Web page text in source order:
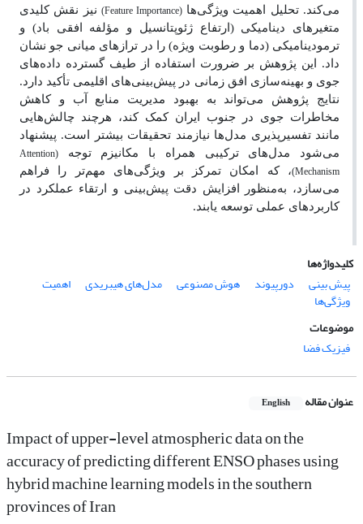
می‌کند. تحلیل اهمیت ویژگی‌ها(
Feature Importance
)نیز نقش کلیدی
متغیرهای دینامیکی (ارتفاع ژئوپتانسیل و مؤلفه افقی باد) و
ترمودینامیکی (دما و رطوبت ویژه) را در تراز‌های میانی جو نشان
داد. این پژوهش بر ضرورت استفاده از طیف گسترده داده‌های
جوی و بهینه‌سازی افق زمانی در پیش‌بینی‌های اقلیمی تأکید دارد.
نتایج پژوهش می‌تواند به بهبود مدیریت منابع آب و کاهش
مخاطرات جوی در جنوب ایران کمک کند، هرچند چالش‌هایی
مانند تفسیرپذیری مدل‌ها نیازمند تحقیقات بیشتر است. پیشنهاد
می‌شود مدل‌های ترکیبی همراه با مکانیزم‌ توجه (
Attention
Mechanism
)، که امکان تمرکز بر ویژگی‌های مهم‌تر را فراهم
می‌سازد، به‌منظور افزایش دقت پیش‌بینی و ارتقاء عملکرد در
کاربردهای عملی توسعه یابند.
کلیدواژه‌ها
پیش بینی
دورپیوند هوش مصنوعی مدل‌‌های هیبریدی اهمیت
ویژگی‌‌ها
موضوعات
فیزیک فضا
عنوان مقاله English
Impact of upper-level atmospheric data on the
accuracy of predicting different ENSO phases using
hybrid machine learning models in the southern
provinces of Iran